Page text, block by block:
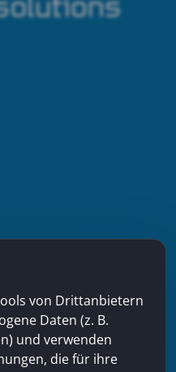
von Drittanbietern
Daten (z. B.
und verwenden
die für ihre